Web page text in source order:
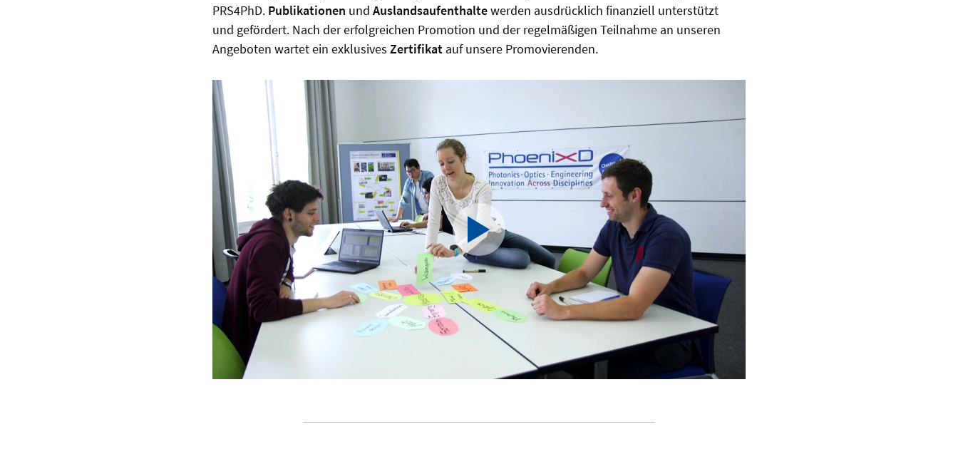
PRS4PhD. Publikationen und Auslandsaufenthaltewerden ausdrücklich finanziell unterstützt
und gefördert. Nach der erfolgreichen Promotion und der regelmäßigen Teilnahme an unseren
Angeboten wartet ein exklusives Zertifikat auf unsere Promovierenden.